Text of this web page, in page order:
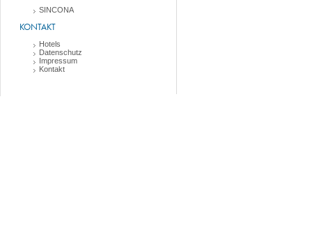
SINCONA
KONTAKT
Hotels
Datenschutz
Impressum
Kontakt